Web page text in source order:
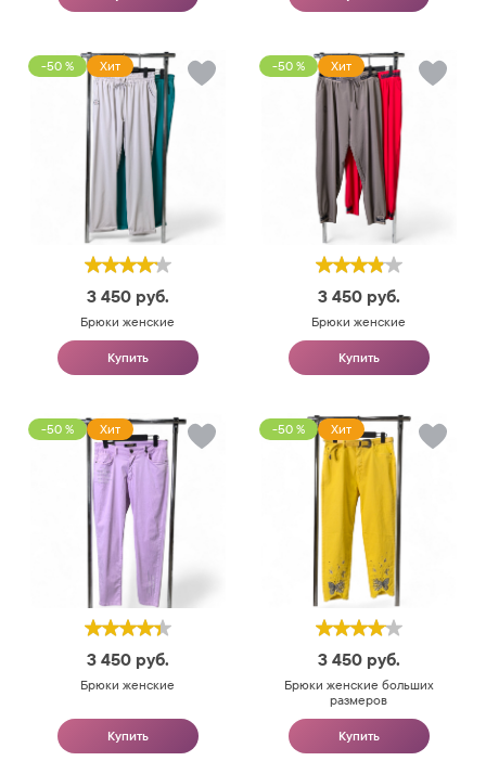
-50 % Хит
3 450 руб.
Брюки женские
Купить
-50 % Хит
3 450 руб.
Брюки женские
Купить
-50 % Хит
3 450 руб.
Брюки женские
Купить
-50 % Хит
3 450 руб.
Брюки женские больших
размеров
Купить